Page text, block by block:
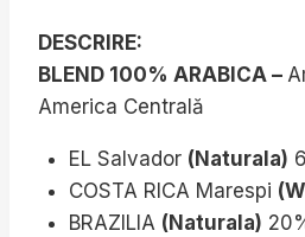
DESCRIRE:
BLEND 100% ARABICA –
America Centrală
EL Salvador (Naturala)
COSTA RICA Marespi
BRAZILIA (Naturala)